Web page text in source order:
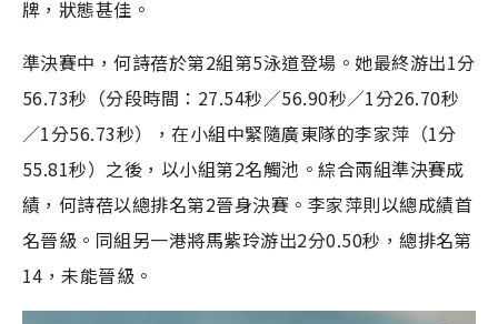
牌，狀態甚佳。
準決賽中，何詩蓓於第2組第5泳道登場。她最終游出1分
56.73秒（分段時間：27.54秒／56.90秒／1分26.70秒
／1分56.73秒），在小組中緊隨廣東隊的李家萍（1分
55.81秒）之後，以小組第2名觸池。綜合兩組準決賽成
績，何詩蓓以總排名第2晉身決賽。李家萍則以總成績首
名晉級。同組另一港將馬紫玲游出2分0.50秒，總排名第
14，未能晉級。